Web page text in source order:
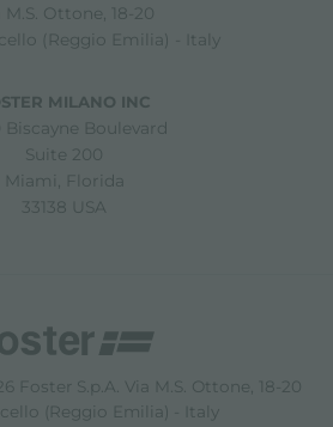
M.S. Ottone, 18-20
(Reggio Emilia) - Italy
MILANO INC
Biscayne Boulevard
Suite 200
Miami, Florida
33138 USA
Foster S.p.A. Via M.S. Ottone, 18-20
(Reggio Emilia) - Italy